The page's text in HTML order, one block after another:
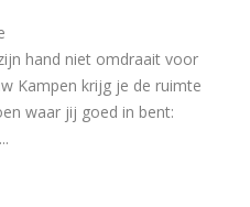
hand niet omdraait voor
Kampen krijg je de ruimte
waar jij goed in bent: